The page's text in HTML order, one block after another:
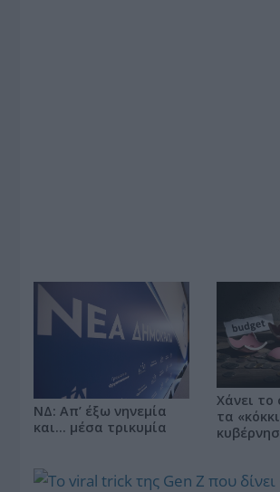
ΝΔ: Απ’ έξω νηνεμία
και… μέσα τρικυμία
Χάνει το
τα